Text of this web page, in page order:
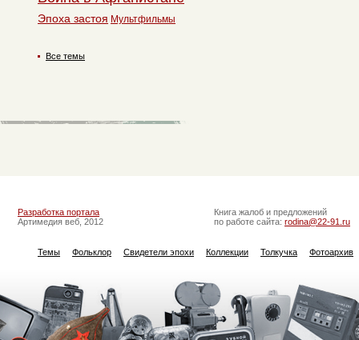
Эпоха застоя Мультфильмы
Все темы
Разработка портала
Артимедия веб, 2012
Книга жалоб и предложений
по работе сайта: rodina@22-91.ru
Темы Фольклор Свидетели эпохи Коллекции Толкучка Фотоархив